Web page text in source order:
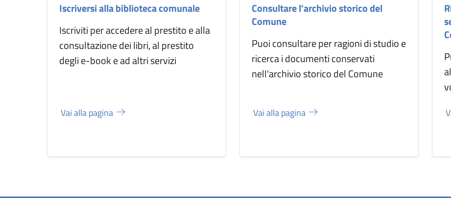
Iscriversi alla biblioteca comunale
Iscriviti per accedere al prestito e alla
consultazione dei libri, al prestito
degli e-book e ad altri servizi
Vai alla pagina
Consultare l'archivio storico del
Comune
Puoi consultare per ragioni di studio e
ricerca i documenti conservati
nell'archivio storico del Comune
Vai alla pagina